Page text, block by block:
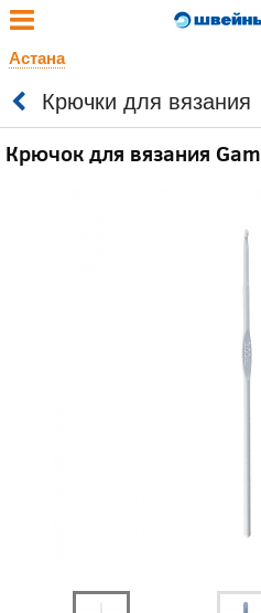
Астана
Крючки для вязания
Крючок для вязания